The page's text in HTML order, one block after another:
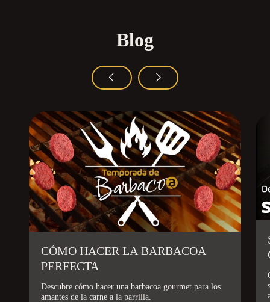
Blog
CÓMO HACER LA BARBACOA
PERFECTA
Descubre cómo hacer una barbacoa gourmet para los
amantes de la carne a la parrilla.